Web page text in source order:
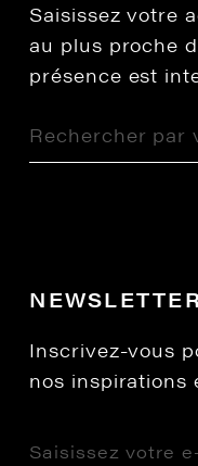
Saisissez votre
au plus proche
présence est
NEWSLETTER
Inscrivez-vous
nos inspirations